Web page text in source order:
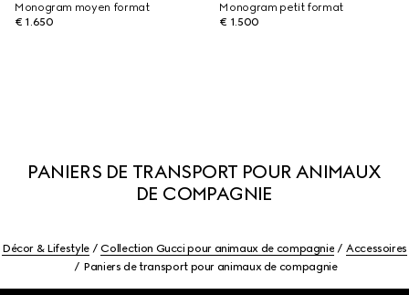
Monogram moyen format
€ 1.650
Monogram petit format
€ 1.500
PANIERS DE TRANSPORT POUR ANIMAUX
DE COMPAGNIE
Décor & Lifestyle Collection Gucci pour animaux de compagnie
Accessoires
Paniers de transport pour animaux de compagnie